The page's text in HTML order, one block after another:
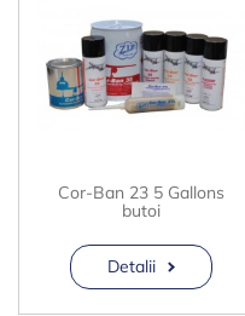
Cor-Ban 23 5 Gallons
butoi
Detalii